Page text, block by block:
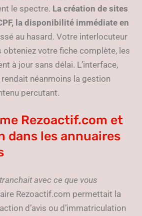
le spectre. La création de sites
la disponibilité immédiate en
au hasard. Votre interlocuteur
obteniez votre fiche complète, les
à jour sans délai. L’interface,
néanmoins la gestion
percutant.
Rezoactif.com et
dans les annuaires
avec ce que vous
Rezoactif.com permettait la
d’avis ou d’immatriculation